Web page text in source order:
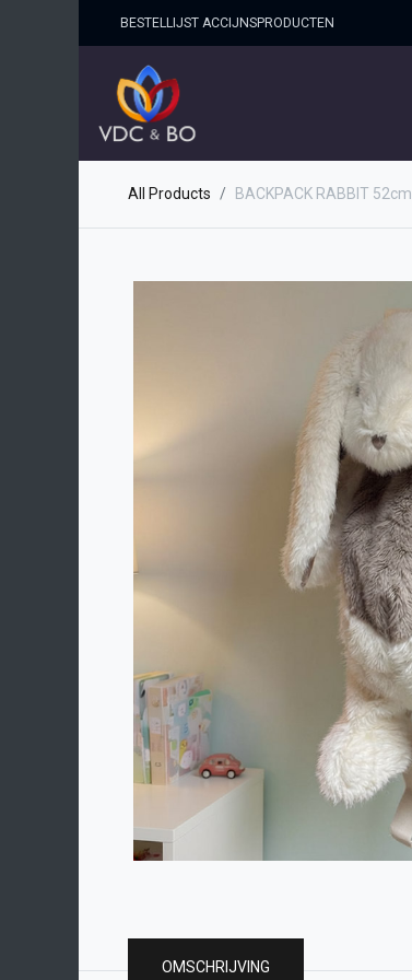
BESTELLIJST ACCIJNSPRO​DUCTEN
All Products BACKPACK RABBIT 52cm
OMSCHRIJVING